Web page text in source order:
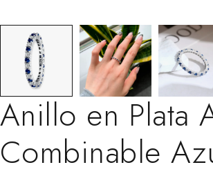
Anillo en Plata
Combinable